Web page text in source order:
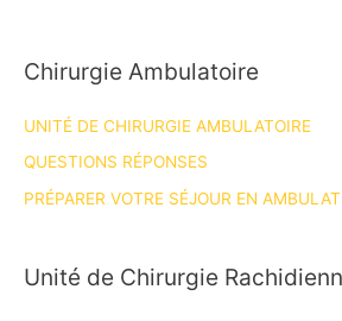
Chirurgie Ambulatoire
UNITÉ DE CHIRURGIE AMBULATOIRE
QUESTIONS RÉPONSES
PRÉPARER VOTRE SÉJOUR EN
Unité de Chirurgie